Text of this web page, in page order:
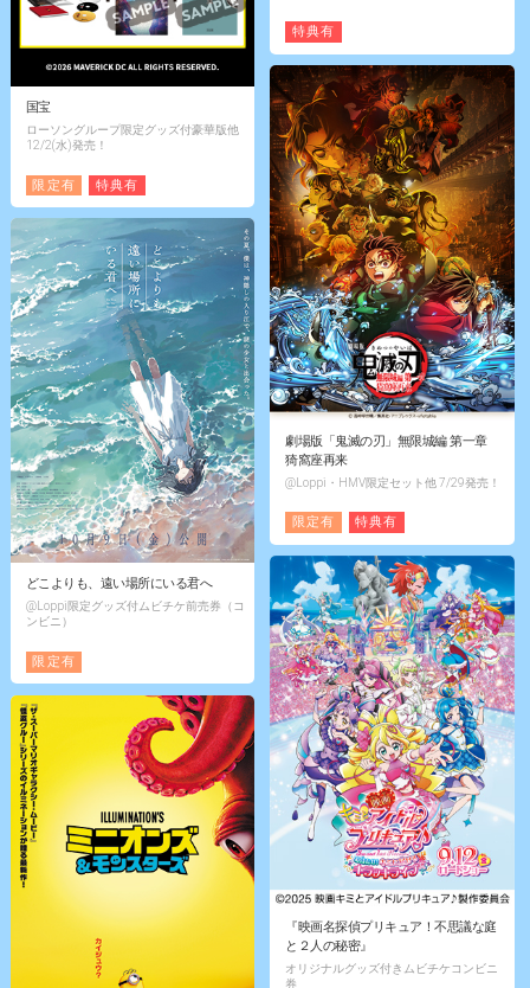
国宝
ローソングループ限定グッズ付豪華版他
12/2(水)発売！
限定有 特典有
特典有
劇場版「鬼滅の刃」無限城編 第一章
猗窩座再来
@Loppi・HMV限定セット他 7/29発売！
限定有 特典有
どこよりも、遠い場所にいる君へ
@Loppi限定グッズ付ムビチケ前売券（コ
ンビニ）
限定有
『映画名探偵プリキュア！不思議な庭
と２人の秘密』
オリジナルグッズ付きムビチケコンビニ
券